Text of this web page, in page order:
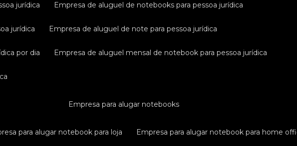
jurídica empresa de aluguel de notebooks para pessoa jurídica
jurídica empresa de aluguel de note para pessoa jurídica
por dia empresa de aluguel mensal de notebook para pessoa jurídica
empresa para alugar notebooks
para alugar notebook para loja empresa para alugar notebook para home